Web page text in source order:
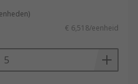
€ 6,518/eenheid